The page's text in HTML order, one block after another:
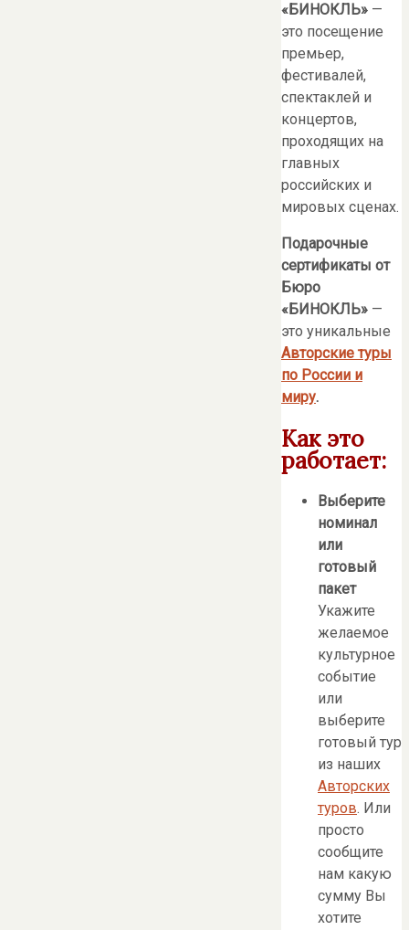
«БИНОКЛЬ» —
это посещение
премьер,
фестивалей,
спектаклей и
концертов,
проходящих на
главных
российских и
мировых сценах.
Подарочные
сертификаты от
Бюро
«БИНОКЛЬ» —
это уникальные
Авторские туры
по России и
миру.
Как это
работает:
Выберите
номинал
или
готовый
пакет
Укажите
желаемое
культурное
событие
или
выберите
готовый тур
из наших
Авторских
туров. Или
просто
сообщите
нам какую
сумму Вы
хотите